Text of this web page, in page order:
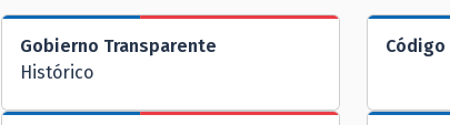
Gobierno Transparente
Histórico
Código